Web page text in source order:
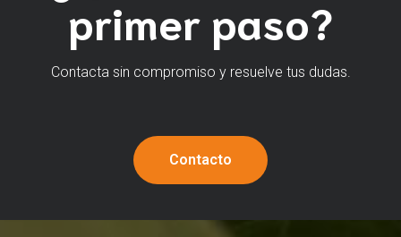
primer paso?
Contacta sin compromiso y resuelve tus dudas.
Contacto